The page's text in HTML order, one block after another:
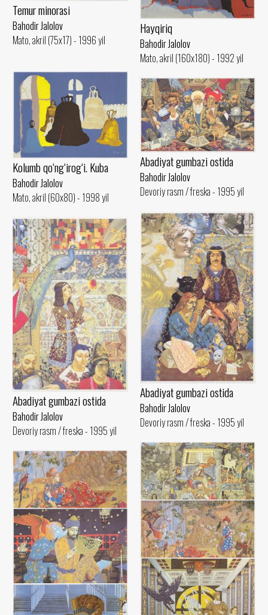
Temur minorasi
Bahodir Jalolov
Mato, akril (75x17) - 1996 yil
Hayqiriq
Bahodir Jalolov
Mato, akril (160x180) - 1992 yil
Kolumb qo‘ng‘irog‘i. Kuba
Bahodir Jalolov
Mato, akril (60x80) - 1998 yil
Abadiyat gumbazi ostida
Bahodir Jalolov
Devoriy rasm / freska - 1995 yil
Abadiyat gumbazi ostida
Bahodir Jalolov
Devoriy rasm / freska - 1995 yil
Abadiyat gumbazi ostida
Bahodir Jalolov
Devoriy rasm / freska - 1995 yil
Abadiyat gumbazi ostida
Bahodir Jalolov
Devoriy rasm / freska - 1995 yil
Umar Hayyomning tushlari
Bahodir Jalolov
Devoriy rasm / freska - 1993 yil
Umar Hayyomning tushlari
Bahodir Jalolov
Devoriy rasm / freska - 1993 yil
Inson tafakkurining tantanasi.